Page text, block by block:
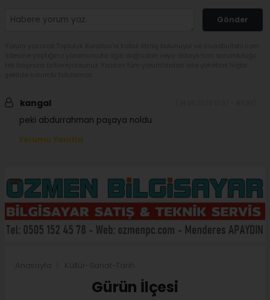
Gönder
kangal
peki abdurrahman paşaya noldu
Yorumu Yanıtla
Gürün İlçesi